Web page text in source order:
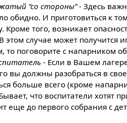
“со стороны”- Здесь
обидно. И приготовиться к
Кроме того, возникает
этом случае может
то поговорите с напарником
- Если в Вашем
вы должны разобраться в
больше всего (кроме
что воспитатели хотят
еще до первого собрания с